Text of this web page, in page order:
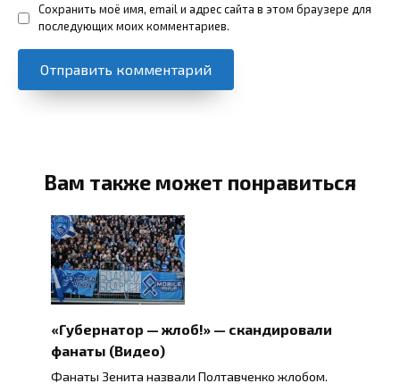
Сохранить моё имя, email и адрес сайта в этом браузере для
последующих моих комментариев.
Вам также может понравиться
«Губернатор — жлоб!» — скандировали
фанаты (Видео)
Фанаты Зенита назвали Полтавченко жлобом.